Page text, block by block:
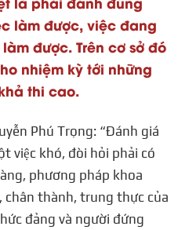
làm được, việc đang
được. Trên cơ sở đó
nhiệm kỳ tới những
thi cao.
Phú Trọng: “Đánh giá
việc khó, đòi hỏi phải có
phương pháp khoa
chân thành, trung thực của
đảng và người đứng